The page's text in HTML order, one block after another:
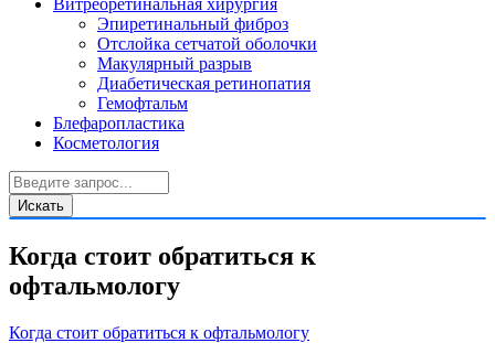
Эпиретинальный фиброз
Отслойка сетчатой оболочки
Макулярный разрыв
Диабетическая ретинопатия
Гемофтальм
Блефаропластика
Косметология
Когда стоит обратиться к
офтальмологу
Когда стоит обратиться к офтальмологу